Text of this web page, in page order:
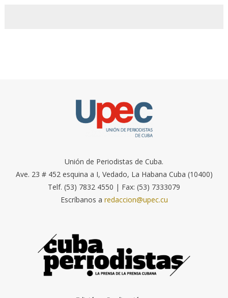
Unión de Periodistas de Cuba.
Ave. 23 # 452 esquina a I, Vedado, La Habana Cuba (10400)
Telf. (53) 7832 4550 | Fax: (53) 7333079
Escríbanos a redaccion@upec.cu